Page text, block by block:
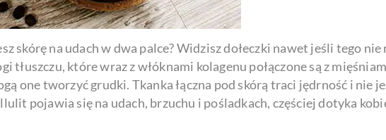
skórę na udach w dwa palce? Widzisz dołeczki nawet jeśli tego
tłuszczu, które wraz z włóknami kolagenu połączone są z
one tworzyć grudki. Tkanka łączna pod skórą traci jędrność i nie
pojawia się na udach, brzuchu i pośladkach, częściej dotyka